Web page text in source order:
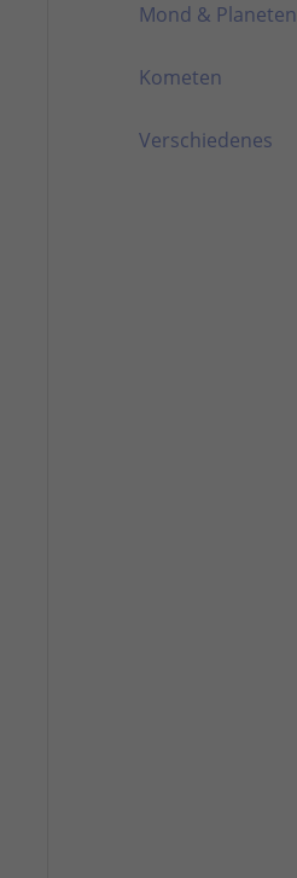
Mond & Planeten
Kometen
Verschiedenes